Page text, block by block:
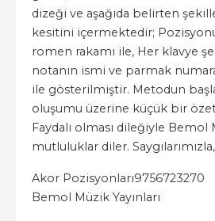
dizeği ve aşağıda belirten
kesitini içermektedir;
romen rakamı ile, Her klavye
notanın ismi ve parmak
ile gösterilmiştir. Metodun
oluşumu üzerine küçük bir
Faydalı olması dileğiyle Bemol
mutluluklar diler.
Akor Pozisyonları9756723270
Bemol Müzik Yayınları